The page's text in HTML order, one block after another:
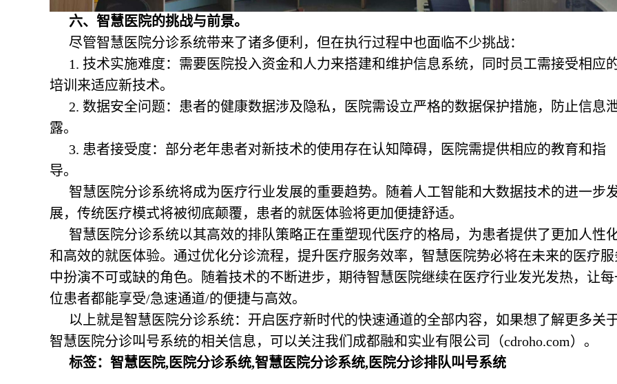
六、智慧医院的挑战与前景。
尽管智慧医院分诊系统带来了诸多便利，但在执行过程中也面临不少挑战：
1. 技术实施难度：需要医院投入资金和人力来搭建和维护信息系统，同时员工需接受相应
培训来适应新技术。
2. 数据安全问题：患者的健康数据涉及隐私，医院需设立严格的数据保护措施，防止信息
露。
3. 患者接受度：部分老年患者对新技术的使用存在认知障碍，医院需提供相应的教育和指
导。
智慧医院分诊系统将成为医疗行业发展的重要趋势。随着人工智能和大数据技术的进一步
展，传统医疗模式将被彻底颠覆，患者的就医体验将更加便捷舒适。
智慧医院分诊系统以其高效的排队策略正在重塑现代医疗的格局，为患者提供了更加人性
和高效的就医体验。通过优化分诊流程，提升医疗服务效率，智慧医院势必将在未来的医疗服
中扮演不可或缺的角色。随着技术的不断进步，期待智慧医院继续在医疗行业发光发热，让每
位患者都能享受/急速通道/的便捷与高效。
以上就是智慧医院分诊系统：开启医疗新时代的快速通道的全部内容，如果想了解更多关
智慧医院分诊叫号系统的相关信息，可以关注我们成都融和实业有限公司（cdroho.com）。
标签：智慧医院,医院分诊系统,智慧医院分诊系统,医院分诊排队叫号系统